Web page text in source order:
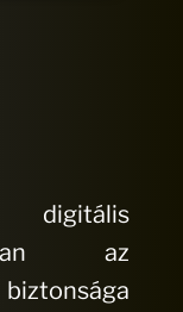
az